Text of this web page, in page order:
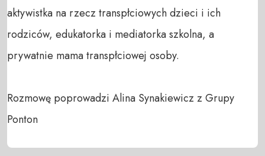
aktywistka na rzecz transpłciowych dzieci i ich
rodziców, edukatorka i mediatorka szkolna, a
prywatnie mama transpłciowej osoby.
Rozmowę poprowadzi Alina Synakiewicz z Grupy
Ponton